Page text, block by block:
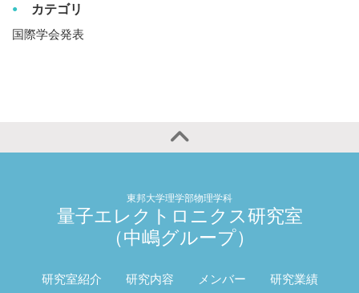
カテゴリ
国際学会発表
東邦大学理学部物理学科
量子エレクトロニクス研究室
（中嶋グループ）
研究室紹介 研究内容 メンバー
研究業績